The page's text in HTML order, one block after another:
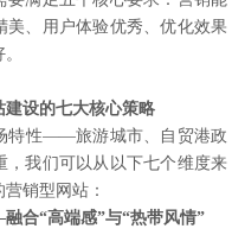
美、用户体验优秀、优化效果
建设的七大核心策略
特性——旅游城市、自贸港政
，我们可以从以下七个维度来
销型网站：
合“高端感”与“热带风情”